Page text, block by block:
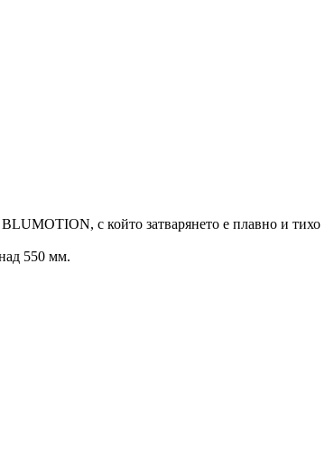
с който затварянето е плавно и тихо
550 мм.